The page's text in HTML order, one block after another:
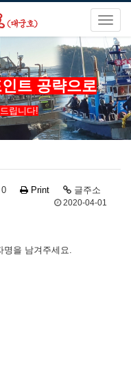
트 공략으로
립니다!
0 Print 글주소
2020-04-01
명을 남겨주세요.